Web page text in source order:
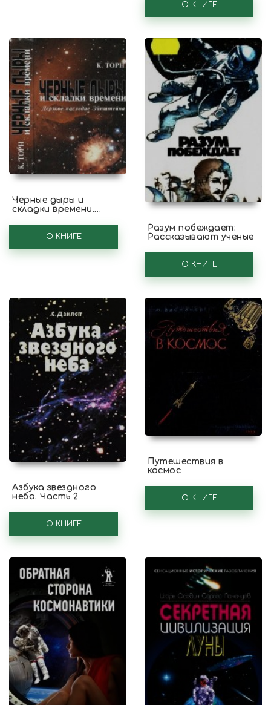
О КНИГЕ
Черные дыры и
складки времени.
Эйнштейна
О КНИГЕ
Разум побеждает:
Рассказывают ученые
О КНИГЕ
Азбука звездного
неба. Часть 2
О КНИГЕ
Путешествия в
космос
О КНИГЕ